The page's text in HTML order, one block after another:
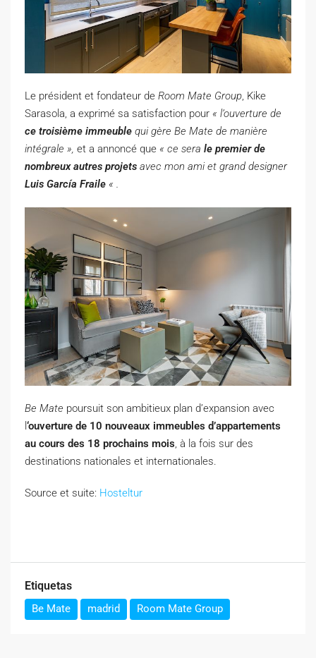
Le président et fondateur de Room Mate Group, Kike
Sarasola, a exprimé sa satisfaction pour « l’ouverture de
ce troisième immeuble qui gère Be Mate de manière
intégrale », et a annoncé que « ce sera le premier de
nombreux autres projets avec mon ami et grand designer
Luis García Fraile « .
Be Mate poursuit son ambitieux plan d’expansion avec
‘ouverture de 10 nouveaux immeubles d’appartements
au cours des 18 prochains mois , à la fois sur des
destinations nationales et internationales.
Source et suite: Hosteltur
Etiquetas
Be Mate madrid Room Mate Group